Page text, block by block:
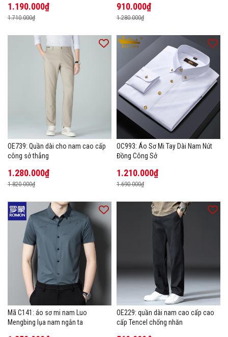
1.190.000₫
1.710.000₫
910.000₫
1.280.000₫
OE739: Quần dài cho nam cao cấp
công sở thẳng
1.280.000₫
1.820.000₫
OC993: Áo Sơ Mi Tay Dài Nam Nút
Đồng Công Sở
1.210.000₫
1.690.000₫
Mã C141: áo sơ mi nam Luo
Mengbing lụa nam ngắn ta
OE229: quần dài nam cao cấp cao
cấp Tencel chống nhăn